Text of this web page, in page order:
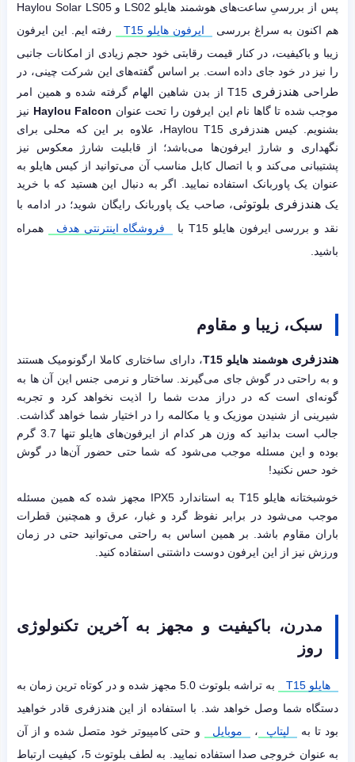
پس از بررسیِ ساعت‌های هوشمند هایلو LS02 و Haylou Solar LS05
هم اکنون به سراغ بررسی
ایرفون هایلو T15
رفته ایم. این ایرفون
زیبا و باکیفیت، در کنار قیمت رقابتی خود حجم زیادی از امکانات جانبی
را نیز در خود جای داده است. بر اساس گفته‌های این شرکت چینی، در
طراحی هندزفری
T15 از بدن شاهین الهام گرفته شده و همین امر
موجب شده تا گاها نام این ایرفون را تحت عنوان Haylou Falcon نیز
بشنویم. کیس هندزفری Haylou T15، علاوه بر این که محلی برای
نگهداری و شارژ ایرفون‌ها‌ می‌باشد؛ از قابلیت شارژ معکوس نیز
پشتیبانی می‌کند و با اتصال کابل مناسب آن می‌توانید از کیس هایلو به
عنوان یک پاوربانک استفاده نمایید. اگر به دنبال این هستید که با خرید
یکهندزفری بلوتوثی، صاحب یک پاوربانک رایگان شوید؛ در ادامه با
نقد و بررسی ایرفون هایلو T15 با
فروشگاه اینترنتی هدف
همراه
باشید.
سبک، زیبا و مقاوم
هندزفری هوشمند هایلو T15
، دارای ساختاری کاملا ارگونومیک هستند
و به راحتی در گوش جای می‌گیرند. ساختار و نرمی جنس این آن ها به
گونه‌ای است که در دراز مدت شما را اذیت نخواهد کرد و تجربه
شیرینی از شنیدن موزیک و یا مکالمه را در اختیار شما خواهد گذاشت.
جالب است بدانید که وزن هر کدام از ایرفون‌های هایلو تنها 3.7 گرم
بوده و این مسئله موجب می‌شود که شما حتی حضور آن‌ها در گوش
خود حس نکنید!
خوشبختانه هایلو T15 به استاندارد IPX5 مجهز شده که همین مسئله
موجب می‌شود در برابر نفوظ گرد و غبار، عرق و همچنین قطرات
باران مقاوم باشد. بر همین اساس به راحتی می‌توانید حتی در زمان
ورزش نیز از این ایرفون دوست داشتنی استفاده کنید.
مدرن، باکیفیت و مجهز به آخرین تکنولوژی
روز
هایلو T15
به تراشه بلوتوث 5.0 مجهز شده و در کوتاه ترین زمان به
دستگاه شما وصل خواهد شد. با استفاده از این هندزفری قادر خواهید
بود تا به
لپتاپ ، موبایل
و حتی کامپیوتر خود متصل شده و از آن
به عنوان خروجی صدا استفاده نمایید. به لطف بلوتوث 5، کیفیت ارتباط